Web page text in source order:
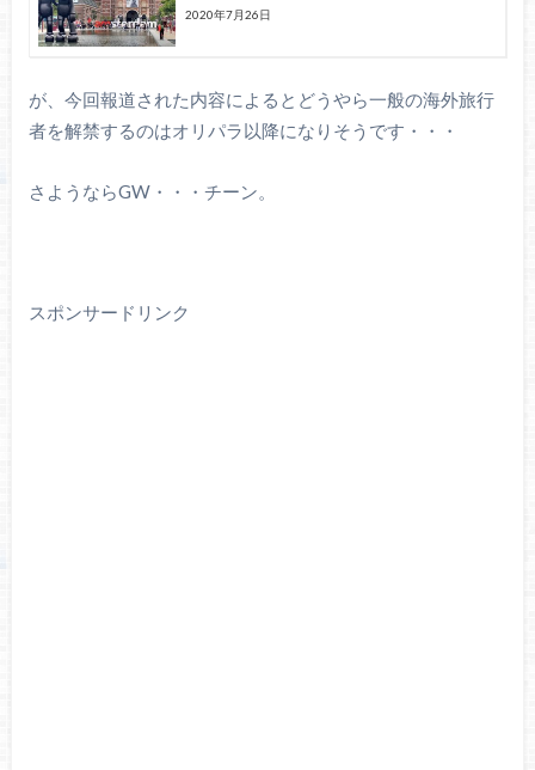
2020年7月26日
が、今回報道された内容によるとどうやら一般の海外旅行
者を解禁するのはオリパラ以降になりそうです・・・
さようならGW・・・チーン。
スポンサードリンク